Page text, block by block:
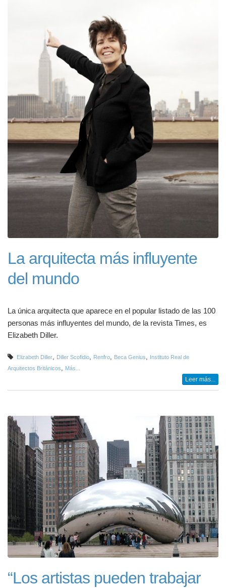
La arquitecta más influyente
del mundo
La única arquitecta que aparece en el popular listado de las 100
personas más influyentes del mundo, de la revista Times, es
Elizabeth Diller.
Elizabeth Diller, Diller Scofidio, Renfro, Beca Genius,
Instituto Real de
Arquitectos Británicos, Más...
Leer más...
“Los artistas pueden trabajar